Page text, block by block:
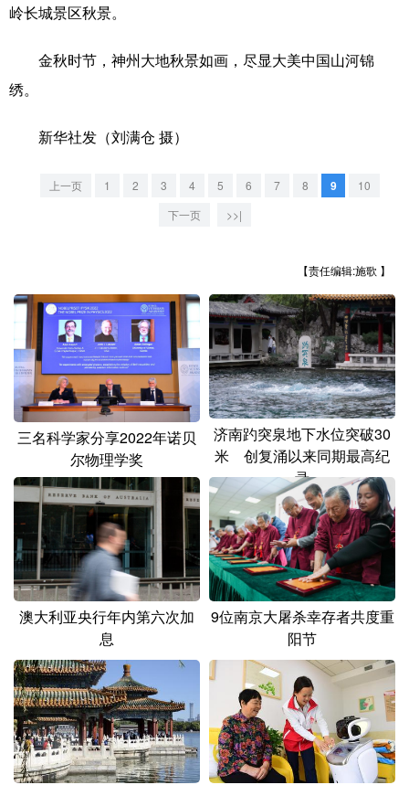
彩票
公益 一带一路 亚太网 上市公司
天津 河北
浙江 安徽 福建 江西
山东 河南 湖北 湖南
广东 广西 海南 重庆
四川 贵州 云南 西藏
陕西 甘肃 青海 宁夏
新疆 内蒙古 黑龙江
多语种频道
English Español Français عربى
Русский язык 한국어
Deutsch Português
岭长城景区秋景。
金秋时节，神州大地秋景如画，尽显大美中国山河锦
绣。
新华社发（刘满仓 摄）
上一页 1 2 3 4 5 6 7 8 9
10
下一页
>>|
【责任编辑:施歌 】
三名科学家分享2022年诺贝
尔物理学奖
济南趵突泉地下水位突破30
米 创复涌以来同期最高纪
录
澳大利亚央行年内第六次加
息
9位南京大屠杀幸存者共度重
阳节